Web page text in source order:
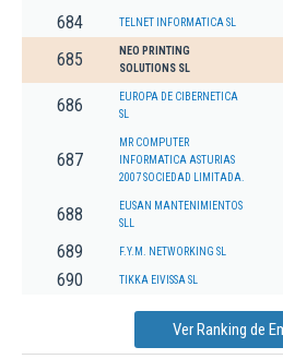
684 TELNET INFORMATICA SL
685
NEO PRINTING
SOLUTIONS SL
686
EUROPA DE CIBERNETICA
SL
687
MR COMPUTER
INFORMATICA ASTURIAS
2007 SOCIEDAD LIMITADA.
688
EUSAN MANTENIMIENTOS
SLL
689 F.Y.M. NETWORKING SL
690 TIKKA EIVISSA SL
Ver Ranking de